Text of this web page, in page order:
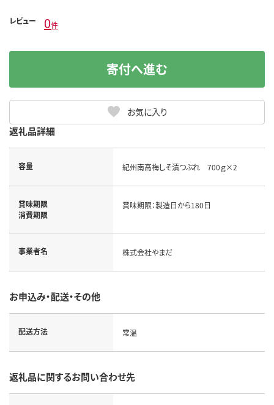
レビュー 0件
お気に入り
寄付へ進む
返礼品詳細
容量 紀州南高梅しそ漬つぶれ 700ｇ×2
賞味期限
消費期限
賞味期限：製造日から180日
事業者名 株式会社やまだ
お申込み・配送・その他
配送方法 常温
返礼品に関するお問い合わせ先